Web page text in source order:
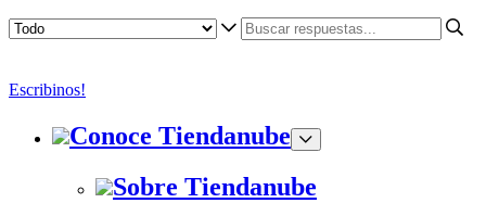
Escribinos!
Conoce Tiendanube
Sobre Tiendanube